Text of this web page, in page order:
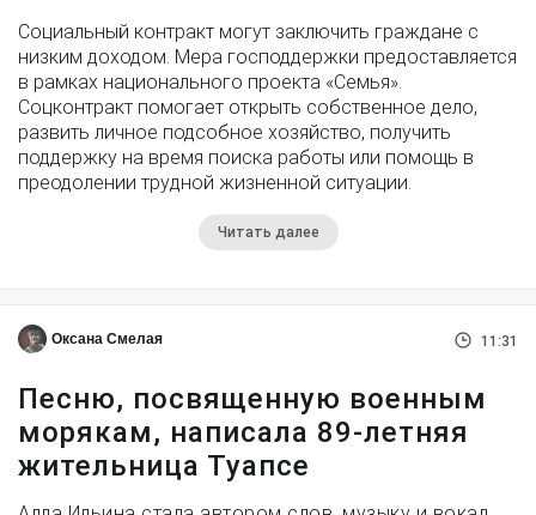
Социальный контракт могут заключить граждане с
низким доходом. Мера господдержки предоставляется
в рамках национального проекта «Семья».
Соцконтракт помогает открыть собственное дело,
развить личное подсобное хозяйство, получить
поддержку на время поиска работы или помощь в
преодолении трудной жизненной ситуации.
Читать далее
Оксана Смелая 11:31
Песню, посвященную военным
морякам, написала 89-летняя
жительница Туапсе